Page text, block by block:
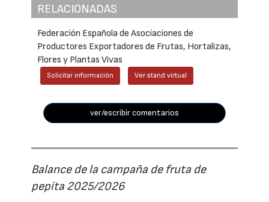
RELACIONADAS
Federación Española de Asociaciones de
Productores Exportadores de Frutas, Hortalizas,
Flores y Plantas Vivas
Solicitar información Ver stand virtual
ver/escribir comentarios
Balance de la campaña de fruta de
pepita 2025/2026